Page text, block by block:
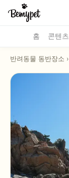
홈 콘텐츠
반려동물 동반장소 ›